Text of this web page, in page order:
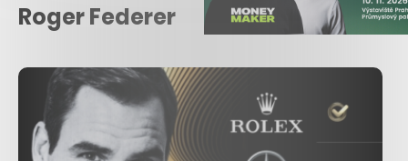
Roger Federer